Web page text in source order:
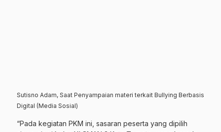
Sutisno Adam, Saat Penyampaian materi terkait Bullying Berbasis
Digital (Media Sosial)
“Pada kegiatan PKM ini, sasaran peserta yang dipilih